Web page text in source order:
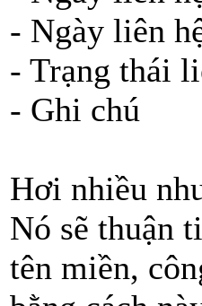
- Ngày liên
- Trạng thái
- Ghi chú
Hơi nhiều
Nó sẽ thuận
tên miền,